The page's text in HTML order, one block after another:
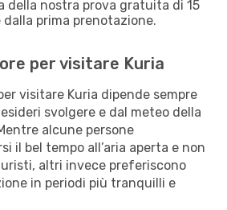
della nostra prova gratuita di 15
prima prenotazione.
per visitare Kuria
visitare Kuria dipende sempre
svolgere e dal meteo della
alcune persone
il bel tempo all’aria aperta e non
altri invece preferiscono
in periodi più tranquilli e